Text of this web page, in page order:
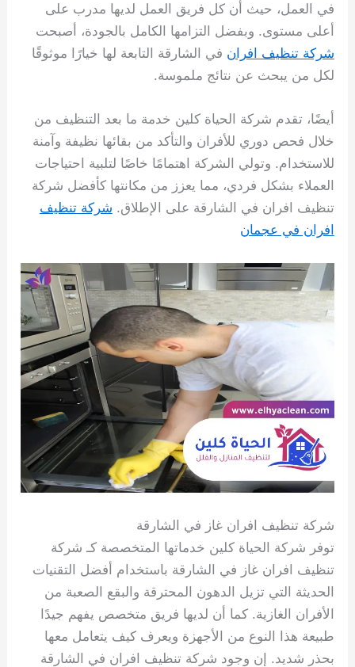
في العمل، حيث أن كل فريق العمل لديها مدرب على
أعلى مستوى. وبفضل التزامها الكامل بالجودة، أصبحت
شركة تنظيف افران في الشارقة التابعة لها خيارًا موثوقًا
لكل من يبحث عن نتائج ملموسة.
أيضًا، تقدم شركة الحياة كلين خدمة ما بعد التنظيف من
خلال فحص دوري للأفران والتأكد من بقائها نظيفة وآمنة
للاستخدام. وتولي الشركة اهتمامًا خاصًا لتلبية احتياجات
العملاء بشكل فردي، مما يعزز من مكانتها كأفضل شركة
تنظيف افران في الشارقة على الإطلاق. شركة تنظيف
افران في عجمان
شركة تنظيف افران غاز في الشارقة
توفر شركة الحياة كلين خدماتها المتخصصة كـ شركة
تنظيف افران غاز في الشارقة باستخدام أفضل التقنيات
الحديثة التي تزيل الدهون المحترقة والبقع الصعبة من
الأفران الغازية. كما أن لديها فريق متخصص يفهم جيدًا
طبيعة هذا النوع من الأجهزة ويعرف كيف يتعامل معها
بحذر شديد. إن وجود شركة تنظيف افران في الشارقة